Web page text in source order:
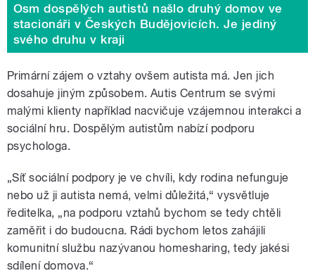
Osm dospělých autistů našlo druhý domov ve
stacionáři v Českých Budějovicích. Je jediný
svého druhu v kraji
Primární zájem o vztahy ovšem autista má. Jen jich
dosahuje jiným způsobem. Autis Centrum se svými
malými klienty například nacvičuje vzájemnou interakci a
sociální hru. Dospělým autistům nabízí podporu
psychologa.
„Síť sociální podpory je ve chvíli, kdy rodina nefunguje
nebo už ji autista nemá, velmi důležitá,“ vysvětluje
ředitelka, „na podporu vztahů bychom se tedy chtěli
zaměřit i do budoucna. Rádi bychom letos zahájili
komunitní službu nazývanou homesharing, tedy jakési
sdílení domova.“